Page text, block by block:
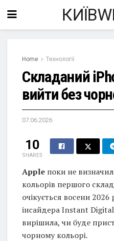
Home Технології
Складаний
вийти без
07.06.2026
10
SHARES
Apple поки не
кольорів першого
очікується восени
інсайдера Instant
вирішила, чи буде
чорному кольорі.